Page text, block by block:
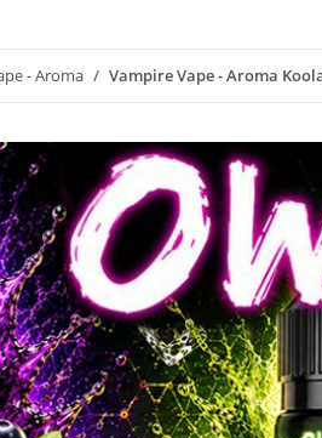
- Aroma Vampire Vape - Aroma